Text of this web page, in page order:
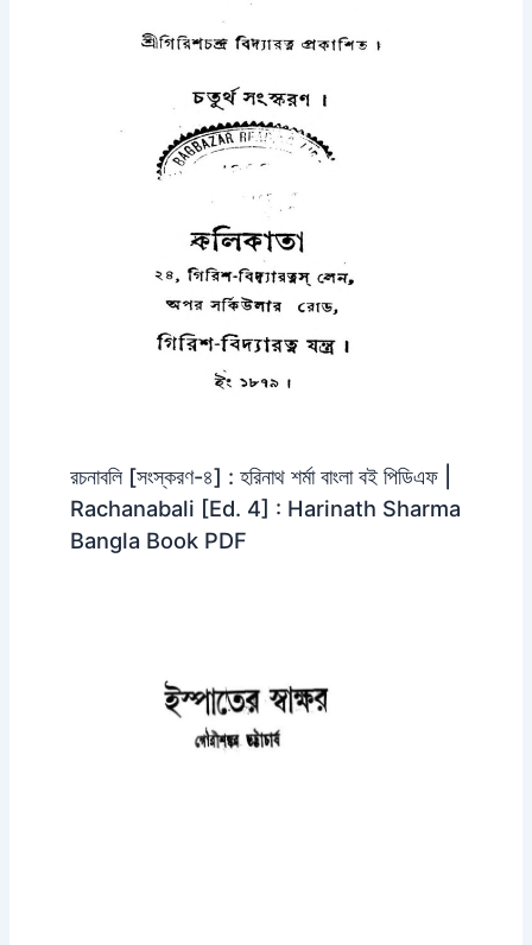
রচনাবলি [সংস্করণ-৪] : হরিনাথ শর্মা বাংলা বই পিডিএফ |
Rachanabali [Ed. 4] : Harinath Sharma
Bangla Book PDF